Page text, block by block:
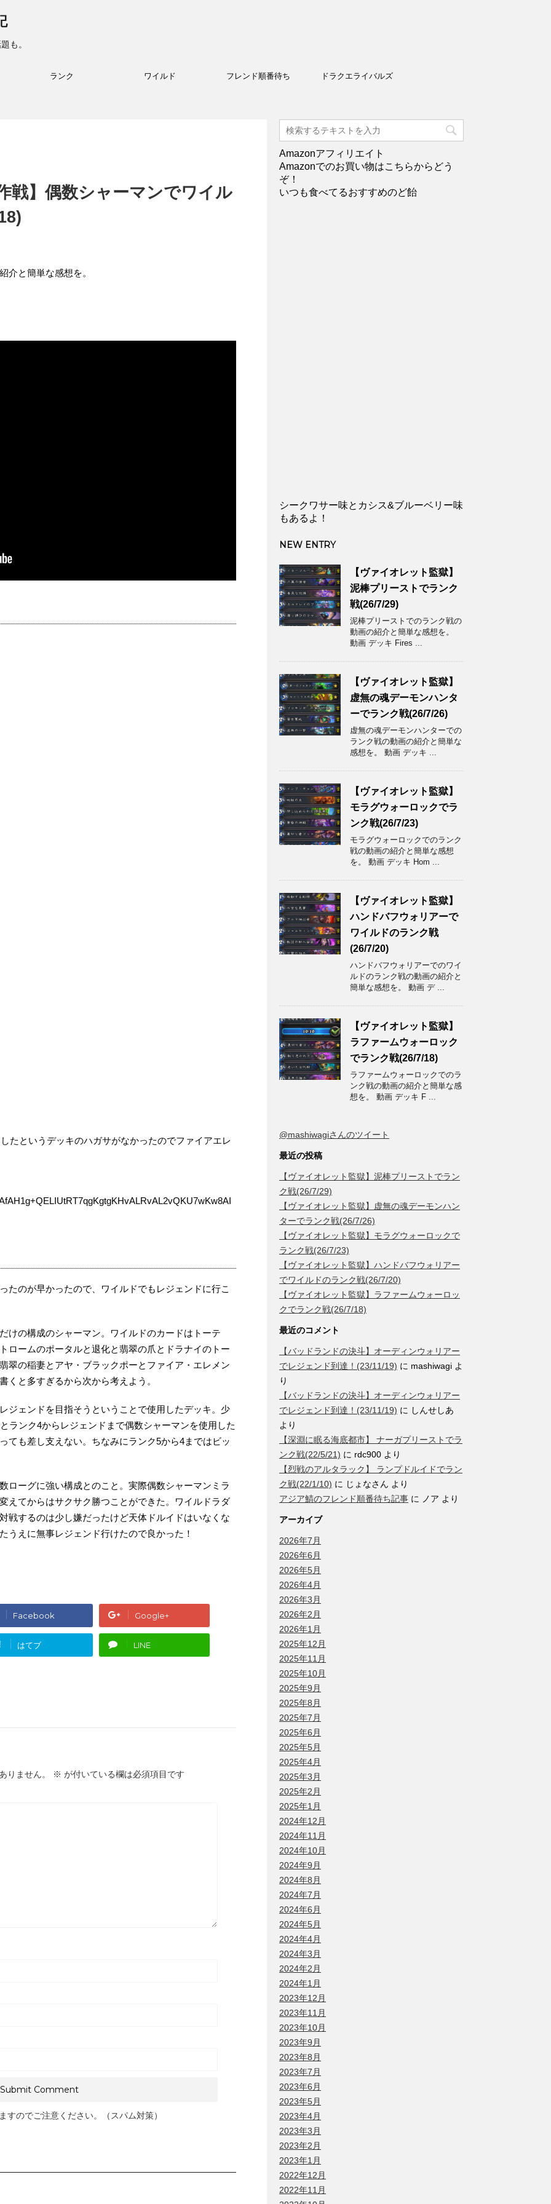
も。
ランク ワイルド フレンド順番待ち ドラクエライバルズ
戦】偶数シャーマンでワイル
介と簡単な感想を。
たというデッキのハガサがなかったのでファイアエレ
たのが早かったので、ワイルドでもレジェンドに行こ
けの構成のシャーマン。ワイルドのカードはトーテ
ロームのポータルと退化と翡翠の爪とドラナイのトー
翠の稲妻とアヤ・ブラックポーとファイア・エレメン
くと多すぎるから次から考えよう。
ジェンドを目指そうということで使用したデッキ。少
ランク4からレジェンドまで偶数シャーマンを使用した
ても差し支えない。ちなみにランク5から4まではビッ
ローグに強い構成とのこと。実際偶数シャーマンミラ
えてからはサクサク勝つことができた。ワイルドラダ
戦するのは少し嫌だったけど天体ドルイドはいなくな
うえに無事レジェンド行けたので良かった！
Facebook Google+
はてブ LINE
りません。 ※ が付いている欄は必須項目です
すのでご注意ください。（スパム対策）
Amazonアフィリエイト
Amazonでのお買い物はこちらからどう
ぞ！
いつも食べてるおすすめのど飴
シークワサー味とカシス&ブルーベリー味
もあるよ！
NEW ENTRY
【ヴァイオレット監獄】
泥棒プリーストでランク
戦(26/7/29)
泥棒プリーストでのランク戦の
動画の紹介と簡単な感想を。
動画 デッキ Fires ...
【ヴァイオレット監獄】
虚無の魂デーモンハンタ
ーでランク戦(26/7/26)
虚無の魂デーモンハンターでの
ランク戦の動画の紹介と簡単な
感想を。 動画 デッキ ...
【ヴァイオレット監獄】
モラグウォーロックでラ
ンク戦(26/7/23)
モラグウォーロックでのランク
戦の動画の紹介と簡単な感想
を。 動画 デッキ Hom ...
【ヴァイオレット監獄】
ハンドバフウォリアーで
ワイルドのランク戦
(26/7/20)
ハンドバフウォリアーでのワイ
ルドのランク戦の動画の紹介と
簡単な感想を。 動画 デ ...
【ヴァイオレット監獄】
ラファームウォーロック
でランク戦(26/7/18)
ラファームウォーロックでのラ
ンク戦の動画の紹介と簡単な感
想を。 動画 デッキ F ...
@mashiwagiさんのツイート
最近の投稿
【ヴァイオレット監獄】泥棒プリーストでラン
ク戦(26/7/29)
【ヴァイオレット監獄】虚無の魂デーモンハン
ターでランク戦(26/7/26)
【ヴァイオレット監獄】モラグウォーロックで
ランク戦(26/7/23)
【ヴァイオレット監獄】ハンドバフウォリアー
でワイルドのランク戦(26/7/20)
【ヴァイオレット監獄】ラファームウォーロッ
クでランク戦(26/7/18)
最近のコメント
【バッドランドの決斗】オーディンウォリアー
でレジェンド到達！(23/11/19) に mashiwagi よ
り
【バッドランドの決斗】オーディンウォリアー
でレジェンド到達！(23/11/19) に しんせしあ
より
【深淵に眠る海底都市】 ナーガプリーストでラ
ンク戦(22/5/21) に rdc900 より
【烈戦のアルタラック】 ランプドルイドでラン
ク戦(22/1/10) に じょなさん より
アジア鯖のフレンド順番待ち記事 に ノア より
アーカイブ
2026年7月
2026年6月
2026年5月
2026年4月
2026年3月
2026年2月
2026年1月
2025年12月
2025年11月
2025年10月
2025年9月
2025年8月
2025年7月
2025年6月
2025年5月
2025年4月
2025年3月
2025年2月
2025年1月
2024年12月
2024年11月
2024年10月
2024年9月
2024年8月
2024年7月
2024年6月
2024年5月
2024年4月
2024年3月
2024年2月
2024年1月
2023年12月
2023年11月
2023年10月
2023年9月
2023年8月
2023年7月
2023年6月
2023年5月
2023年4月
2023年3月
2023年2月
2023年1月
2022年12月
2022年11月